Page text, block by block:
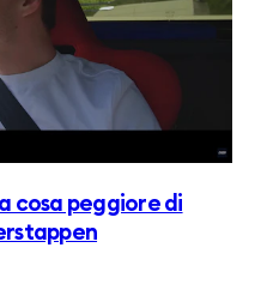
cosa peggiore di